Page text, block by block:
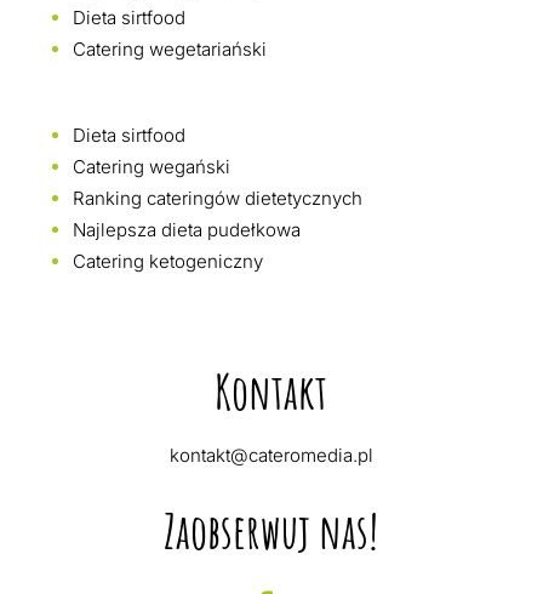
Dieta sirtfood
Catering wegetariański
Dieta sirtfood
Catering wegański
Ranking cateringów dietetycznych
Najlepsza dieta pudełkowa
Catering ketogeniczny
Kontakt
kontakt@cateromedia.pl
Zaobserwuj nas!